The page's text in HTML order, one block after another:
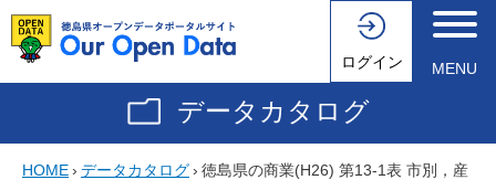
ログイン MENU
データカタログ
HOME› データカタログ› 徳島県の商業(H26) 第13-1表 市別，産